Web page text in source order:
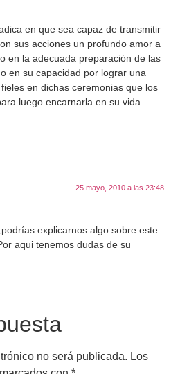
en que sea capaz de transmitir
sus acciones un profundo amor a
en la adecuada preparación de las
en su capacidad por lograr una
en dichas ceremonias que los
luego encarnarla en su vida
25 mayo, 2010 a las 23:48
explicarnos algo sobre este
aqui tenemos dudas de su
no será publicada. Los